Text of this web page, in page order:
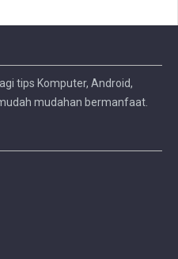
tips Komputer, Android,
mudahan bermanfaat.